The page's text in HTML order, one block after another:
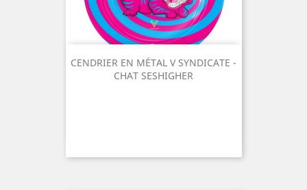
CENDRIER EN MÉTAL V SYNDICATE -
CHAT SESHIGHER